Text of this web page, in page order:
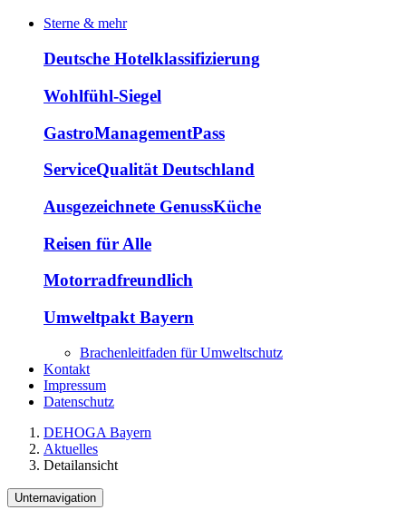
Sterne & mehr
Deutsche Hotelklassifizierung
Wohlfühl-Siegel
GastroManagementPass
ServiceQualität Deutschland
Ausgezeichnete GenussKüche
Reisen für Alle
Motorradfreundlich
Umweltpakt Bayern
Brachenleitfaden für Umweltschutz
Kontakt
Impressum
Datenschutz
DEHOGA Bayern
Aktuelles
Detailansicht
Unternavigation